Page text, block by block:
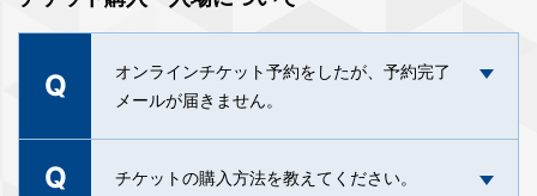
Q
オンラインチケット予約をしたが、予約完了
メールが届きません。
「購入内容確認」にてご予約時に入力いただいた
Q チケットの購入方法を教えてください。